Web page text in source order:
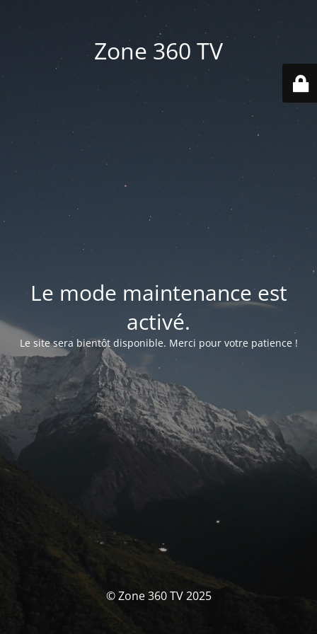
Zone 360 TV
Le mode maintenance est
activé.
Le site sera bientôt disponible. Merci pour votre patience !
© Zone 360 TV 2025